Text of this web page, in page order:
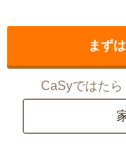
まず
CaSyではた